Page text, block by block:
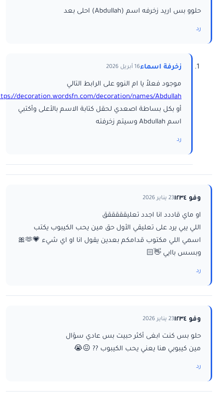
حلوو بس اريد زخرفه اسم (Abdullah) احلى بعد
رد
زخرفة اسماء16 أبريل 2026
موجود فعلاً يا ام النوو على الرابط التالي
decoration.wordsfn.com/decoration/names/Abdullah/
أو بكل بساطة اصعدي لحقل كتابة الاسم بالأعلى وأكتبي
اسم Abdullah وسيتم زخرفته
رد
وفو ١٢٣٤ 23 يناير 2026
او ماي قاددد انا اجدد تعليقققققق
اللي يبي يرد على تعليقي الأول حق مين يحب الكيبوب يكتب
اسمي اللي مكتوب قدامكم بعدين يقول انا او اي شيء 💗🫶🎀
وبسس باايي 👋🏻
رد
وفو ١٢٣٤ 23 يناير 2026
حلو بس كنت ابغى أكثر حبيت بس عادي سؤال
مين كيبوبي هنا يعني يحب الكيبوب ?? 😖😭
رد